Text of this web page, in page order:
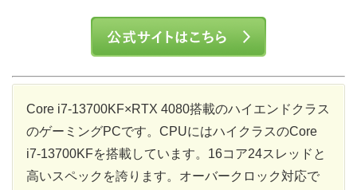
Core i7-13700KF×RTX 4080搭載のハイエンドクラス
のゲーミングPCです。CPUにはハイクラスのCore
i7-13700KFを搭載しています。16コア24スレッドと
高いスペックを誇ります。オーバークロック対応で